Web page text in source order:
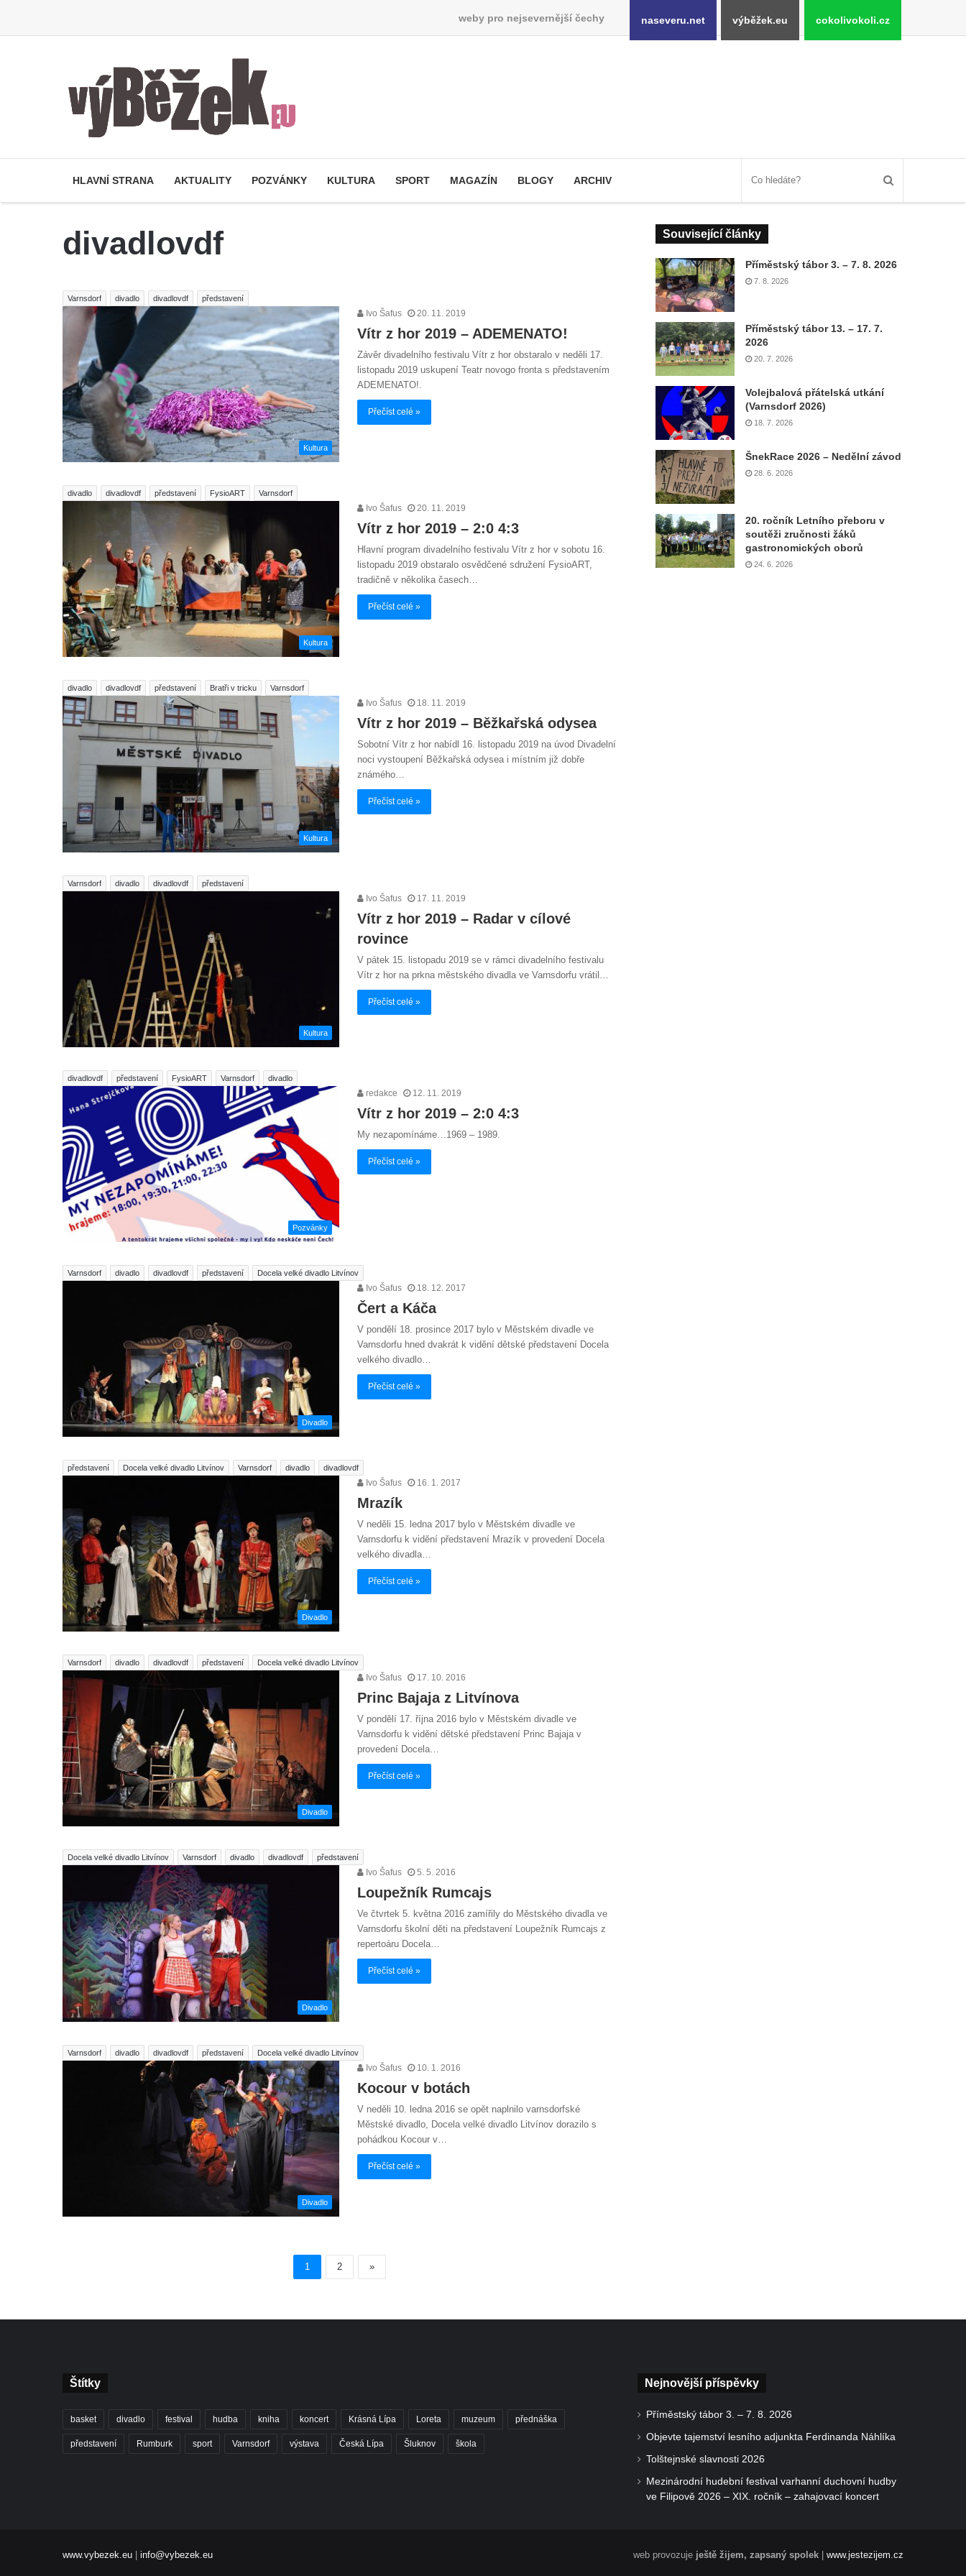
weby pro nejsevernější čechy naseveru.net výběžek.eu cokolivokoli.cz
HLAVNÍ STRANA AKTUALITY POZVÁNKY KULTURA SPORT MAGAZÍN BLOGY ARCHIV
divadlovdf
Varnsdorf divadlo divadlovdf představení
Kultura
Ivo Šafus 20. 11. 2019
Vítr z hor 2019 – ADEMENATO!
Závěr divadelního festivalu Vítr z hor obstaralo v neděli 17.
listopadu 2019 uskupení Teatr novogo fronta s představením
ADEMENATO!.
Přečíst celé »
divadlo divadlovdf představení FysioART Varnsdorf
Kultura
Ivo Šafus 20. 11. 2019
Vítr z hor 2019 – 2:0 4:3
Hlavní program divadelního festivalu Vítr z hor v sobotu 16.
listopadu 2019 obstaralo osvědčené sdružení FysioART,
tradičně v několika časech…
Přečíst celé »
divadlo divadlovdf představení Bratři v tricku Varnsdorf
Kultura
Ivo Šafus 18. 11. 2019
Vítr z hor 2019 – Běžkařská odysea
Sobotní Vítr z hor nabídl 16. listopadu 2019 na úvod Divadelní
noci vystoupení Běžkařská odysea i místním již dobře
známého…
Přečíst celé »
Varnsdorf divadlo divadlovdf představení
Kultura
Ivo Šafus 17. 11. 2019
Vítr z hor 2019 – Radar v cílové
rovince
V pátek 15. listopadu 2019 se v rámci divadelního festivalu
Vítr z hor na prkna městského divadla ve Varnsdorfu vrátil…
Přečíst celé »
divadlovdf představení FysioART Varnsdorf divadlo
Pozvánky
redakce 12. 11. 2019
Vítr z hor 2019 – 2:0 4:3
My nezapomínáme…1969 – 1989.
Přečíst celé »
Varnsdorf divadlo divadlovdf představení Docela velké divadlo Litvínov
Divadlo
Ivo Šafus 18. 12. 2017
Čert a Káča
V pondělí 18. prosince 2017 bylo v Městském divadle ve
Varnsdorfu hned dvakrát k vidění dětské představení Docela
velkého divadlo…
Přečíst celé »
představení Docela velké divadlo Litvínov Varnsdorf divadlo divadlovdf
Divadlo
Ivo Šafus 16. 1. 2017
Mrazík
V neděli 15. ledna 2017 bylo v Městském divadle ve
Varnsdorfu k vidění představení Mrazík v provedení Docela
velkého divadla…
Přečíst celé »
Varnsdorf divadlo divadlovdf představení Docela velké divadlo Litvínov
Divadlo
Ivo Šafus 17. 10. 2016
Princ Bajaja z Litvínova
V pondělí 17. října 2016 bylo v Městském divadle ve
Varnsdorfu k vidění dětské představení Princ Bajaja v
provedení Docela…
Přečíst celé »
Docela velké divadlo Litvínov Varnsdorf divadlo divadlovdf představení
Divadlo
Ivo Šafus 5. 5. 2016
Loupežník Rumcajs
Ve čtvrtek 5. května 2016 zamířily do Městského divadla ve
Varnsdorfu školní děti na představení Loupežník Rumcajs z
repertoáru Docela…
Přečíst celé »
Varnsdorf divadlo divadlovdf představení Docela velké divadlo Litvínov
Divadlo
Ivo Šafus 10. 1. 2016
Kocour v botách
V neděli 10. ledna 2016 se opět naplnilo varnsdorfské
Městské divadlo, Docela velké divadlo Litvínov dorazilo s
pohádkou Kocour v…
Přečíst celé »
1 2 »
Související články
Příměstský tábor 3. – 7. 8. 2026
7. 8. 2026
Příměstský tábor 13. – 17. 7.
2026
20. 7. 2026
Volejbalová přátelská utkání
(Varnsdorf 2026)
18. 7. 2026
ŠnekRace 2026 – Nedělní závod
28. 6. 2026
20. ročník Letního přeboru v
soutěži zručnosti žáků
gastronomických oborů
24. 6. 2026
Štítky
basket divadlo festival hudba kniha koncert Krásná Lípa Loreta muzeum přednáška
představení Rumburk sport Varnsdorf výstava Česká Lípa Šluknov škola
Nejnovější příspěvky
Příměstský tábor 3. – 7. 8. 2026
Objevte tajemství lesního adjunkta Ferdinanda Náhlíka
Tolštejnské slavnosti 2026
Mezinárodní hudební festival varhanní duchovní hudby
ve Filipově 2026 – XIX. ročník – zahajovací koncert
www.vybezek.eu | info@vybezek.eu web provozuje ještě žijem, zapsaný spolek | www.jestezijem.cz